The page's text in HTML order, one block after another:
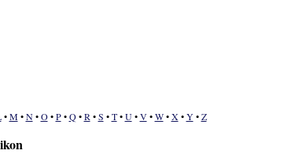
•M•N•O•P•Q•R •S •T•U•V•W•X •Y•Z